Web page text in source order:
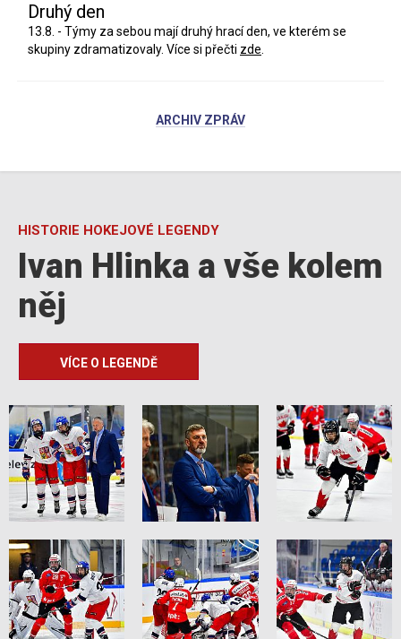
Druhý den
13.8. - Týmy za sebou mají druhý hrací den, ve kterém se
skupiny zdramatizovaly. Více si přečti zde.
ARCHIV ZPRÁV
HISTORIE HOKEJOVÉ LEGENDY
Ivan Hlinka a vše kolem
něj
VÍCE O LEGENDĚ